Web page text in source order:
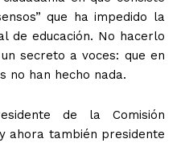
que ha impedido la
de educación. No hacerlo
secreto a voces: que en
no han hecho nada.
de la Comisión
ahora también presidente